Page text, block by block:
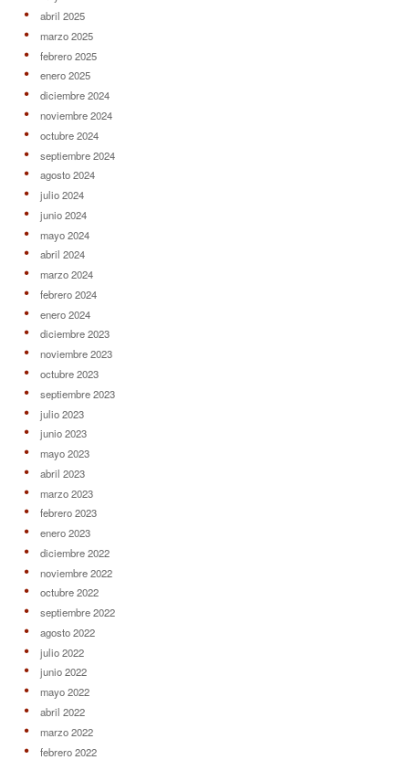
abril 2025
marzo 2025
febrero 2025
enero 2025
diciembre 2024
noviembre 2024
octubre 2024
septiembre 2024
agosto 2024
julio 2024
junio 2024
mayo 2024
abril 2024
marzo 2024
febrero 2024
enero 2024
diciembre 2023
noviembre 2023
octubre 2023
septiembre 2023
julio 2023
junio 2023
mayo 2023
abril 2023
marzo 2023
febrero 2023
enero 2023
diciembre 2022
noviembre 2022
octubre 2022
septiembre 2022
agosto 2022
julio 2022
junio 2022
mayo 2022
abril 2022
marzo 2022
febrero 2022